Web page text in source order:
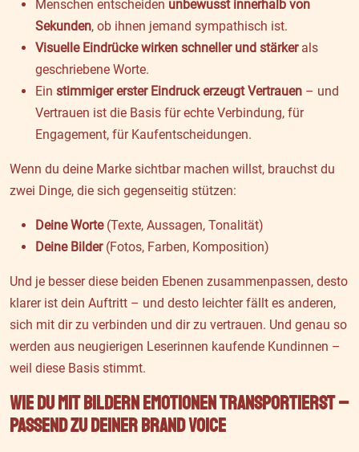
Menschen entscheiden unbewusst innerhalb von
Sekunden, ob ihnen jemand sympathisch ist.
Visuelle Eindrücke wirken schneller und stärker als
geschriebene Worte.
Ein stimmiger erster Eindruck erzeugt Vertrauen – und
Vertrauen ist die Basis für echte Verbindung, für
Engagement, für Kaufentscheidungen.
Wenn du deine Marke sichtbar machen willst, brauchst du
zwei Dinge, die sich gegenseitig stützen:
Deine Worte(Texte, Aussagen, Tonalität)
Deine Bilder(Fotos, Farben, Komposition)
Und je besser diese beiden Ebenen zusammenpassen, desto
klarer ist dein Auftritt – und desto leichter fällt es anderen,
sich mit dir zu verbinden und dir zu vertrauen. Und genau so
werden aus neugierigen Leserinnen kaufende Kundinnen –
weil diese Basis stimmt.
Wie du mit Bildern Emotionen transportierst –
passend zu deiner Brand Voice